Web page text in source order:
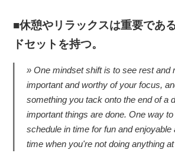
休憩やリラックスは重要であ
ドセットを持つ。
One mindset shift is to see rest and
important and worthy of your focus,
something you tack onto the end of a
important things are done. One way
schedule in time for fun and
time when you're not doing anything at